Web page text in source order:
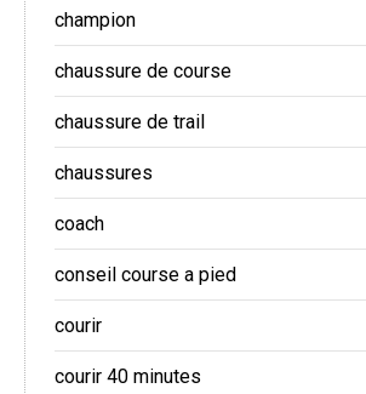
champion
chaussure de course
chaussure de trail
chaussures
coach
conseil course a pied
courir
courir 40 minutes